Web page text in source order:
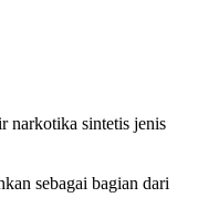
narkotika sintetis jenis
sebagai bagian dari